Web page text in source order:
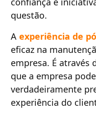
questão.
Aexperiência de
eficaz na
empresa. É através
que a empresa
verdadeiramente
experiência do